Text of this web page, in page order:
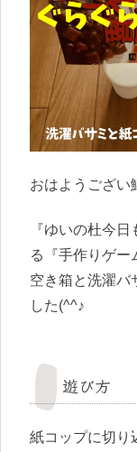
おはようござい
『ゆいの杜今
る『手作りゲー
空き箱と洗濯バ
した(^^♪
遊び方
紙コップに切り